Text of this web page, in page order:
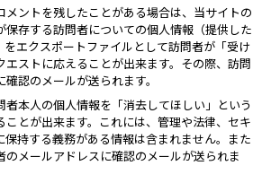
メントを残したことがある場合は、当サイトの
保存する訪問者についての個人情報（提供した
をエクスポートファイルとして訪問者が「受け
エストに応えることが出来ます。その際、訪問
認のメールが送られます。
者本人の個人情報を「消去してほしい」という
ことが出来ます。これには、管理や法律、セキ
保持する義務がある情報は含まれません。また
のメールアドレスに確認のメールが送られま